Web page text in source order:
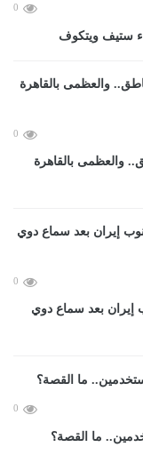
0
ستيف ويتكوف
0
والعظمى بالقاهرة
0
إيران بعد سماع دوي
0
ما القصة؟